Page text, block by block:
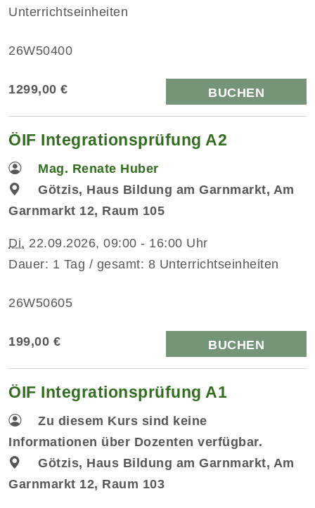
Unterrichtseinheiten
26W50400
1299,00 € BUCHEN
ÖIF Integrationsprüfung A2
Mag. Renate Huber
Götzis, Haus Bildung am Garnmarkt, Am
Garnmarkt 12, Raum 105
Di. 22.09.2026, 09:00 - 16:00 Uhr
Dauer: 1 Tag / gesamt: 8 Unterrichtseinheiten
26W50605
199,00 € BUCHEN
ÖIF Integrationsprüfung A1
Zu diesem Kurs sind keine
Informationen über Dozenten verfügbar.
Götzis, Haus Bildung am Garnmarkt, Am
Garnmarkt 12, Raum 103